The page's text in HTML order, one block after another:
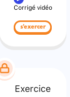
Corrigé vidéo
s'exercer
Exercice